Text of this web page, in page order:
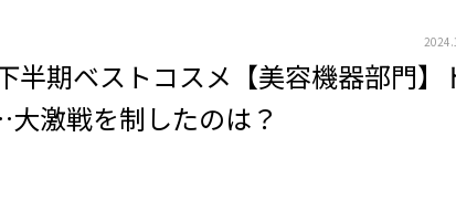
半期ベストコスメ【美容機器部門】
激戦を制したのは？